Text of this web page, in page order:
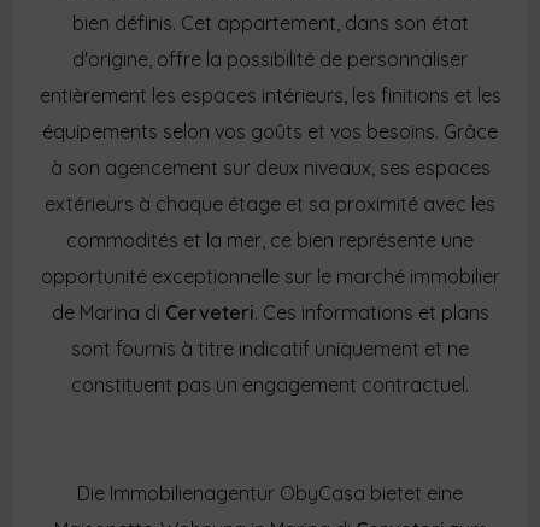
bien définis. Cet appartement, dans son état
d'origine, offre la possibilité de personnaliser
entièrement les espaces intérieurs, les finitions et les
équipements selon vos goûts et vos besoins. Grâce
à son agencement sur deux niveaux, ses espaces
extérieurs à chaque étage et sa proximité avec les
commodités et la mer, ce bien représente une
opportunité exceptionnelle sur le marché immobilier
de Marina di Cerveteri. Ces informations et plans
sont fournis à titre indicatif uniquement et ne
constituent pas un engagement contractuel.
Die Immobilienagentur ObyCasa bietet eine